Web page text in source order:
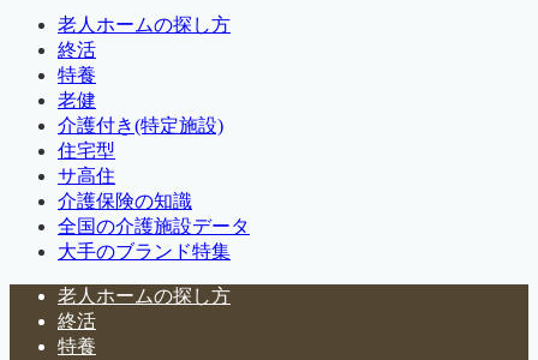
老人ホームの探し方
終活
特養
老健
介護付き(特定施設)
住宅型
サ高住
介護保険の知識
全国の介護施設データ
大手のブランド特集
老人ホームの探し方
終活
特養